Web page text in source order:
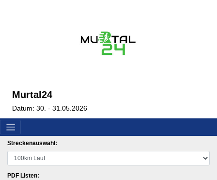
Murtal24
Datum: 30. - 31.05.2026
Streckenauswahl:
PDF Listen: